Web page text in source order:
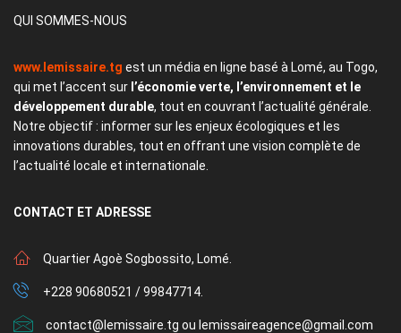
QUI SOMMES-NOUS
www.lemissaire.tg est un média en ligne basé à Lomé, au Togo,
qui met l’accent sur l’économie verte, l’environnement et le
développement durable, tout en couvrant l’actualité générale.
Notre objectif : informer sur les enjeux écologiques et les
innovations durables, tout en offrant une vision complète de
l’actualité locale et internationale.
CONTACT ET ADRESSE
Quartier Agoè Sogbossito, Lomé.
+228 90680521 / 99847714.
contact@lemissaire.tg ou lemissaireagence@gmail.com